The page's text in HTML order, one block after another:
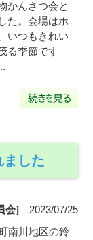
かんさつ会と
た。会場はホ
いつもきれい
る季節です
ました
会] 2023/07/25
南川地区の鈴